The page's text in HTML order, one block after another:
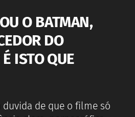
O BATMAN,
DO
ISTO QUE
de que o filme só